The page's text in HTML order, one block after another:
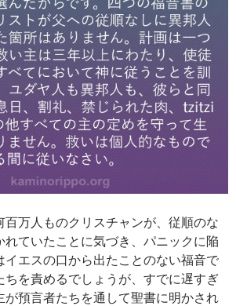
百万人ものクリスチャンが、従順のな
れていたことに気づき、パニックに陥
イエスの口から出たことのない福音で
ちを責めるでしょうが、すでに遅すぎ
が預言者たちを通して聖書に明かされ